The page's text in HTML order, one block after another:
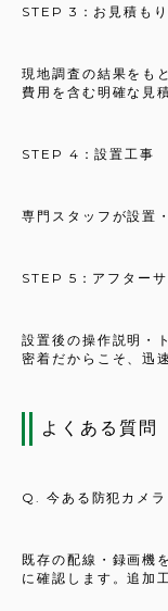
STEP 3：お見積も
現地調査の結果をも
費用を含む明確な見
STEP 4：設置工事
専門スタッフが設置
STEP 5：アフターサ
設置後の操作説明・
密着だからこそ、迅
よくある質問
Q. 今ある防犯カメ
既存の配線・録画機
に確認します。追加